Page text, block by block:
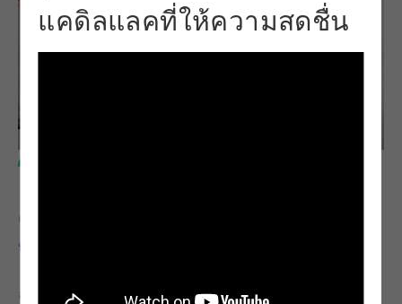
แคดิลแลคที่ให้ความสดชื่น
ครู
ทิเซียน่า โตรวาตี
อุปกรณ์ที่ต้องใช้